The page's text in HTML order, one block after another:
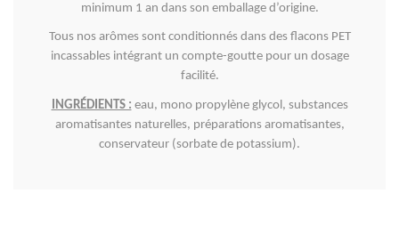
minimum 1 an dans son emballage d’origine.
Tous nos arômes sont conditionnés dans des flacons PET
incassables intégrant un compte-goutte pour un dosage
facilité.
INGRÉDIENTS : eau, mono propylène glycol, substances
aromatisantes naturelles, préparations aromatisantes,
conservateur (sorbate de potassium).